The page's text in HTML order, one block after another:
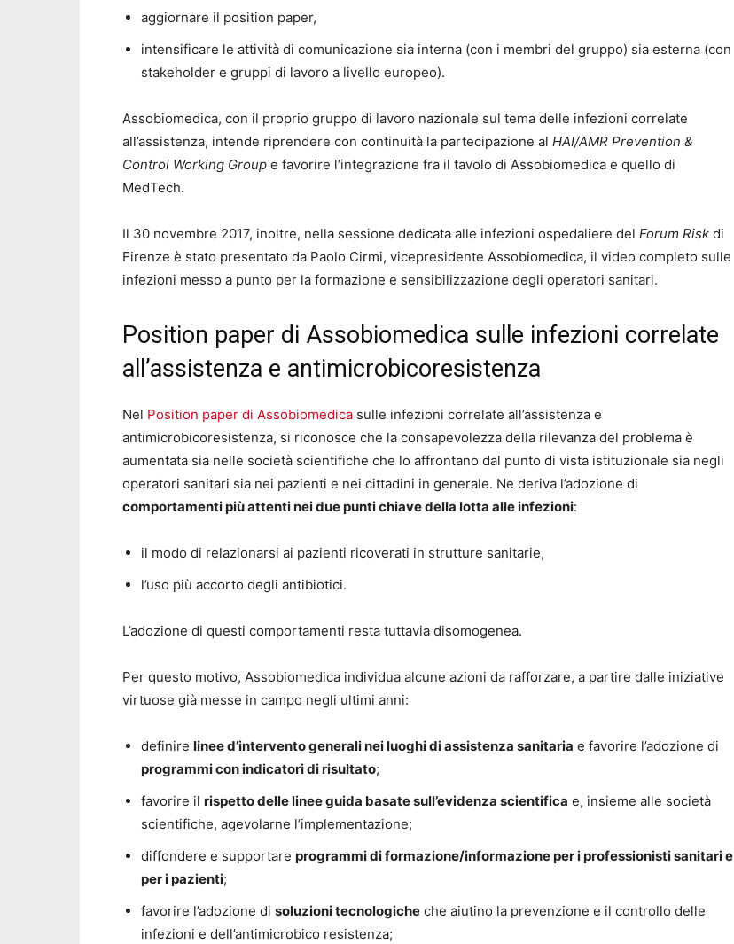
aggiornare il position paper,
intensificare le attività di comunicazione sia interna (con i membri del gruppo) sia esterna (con
stakeholder e gruppi di lavoro a livello europeo).
Assobiomedica, con il proprio gruppo di lavoro nazionale sul tema delle infezioni correlate
all’assistenza, intende riprendere con continuità la partecipazione al HAI/AMR Prevention &
Control Working Group e favorire l’integrazione fra il tavolo di Assobiomedica e quello di
MedTech.
Il 30 novembre 2017, inoltre, nella sessione dedicata alle infezioni ospedaliere del Forum Risk di
Firenze è stato presentato da Paolo Cirmi, vicepresidente Assobiomedica, il video completo sulle
infezioni messo a punto per la formazione e sensibilizzazione degli operatori sanitari.
Position paper di Assobiomedica sulle infezioni correlate
all’assistenza e antimicrobicoresistenza
Nel Position paper di Assobiomedica sulle infezioni correlate all’assistenza e
antimicrobicoresistenza, si riconosce che la consapevolezza della rilevanza del problema è
aumentata sia nelle società scientifiche che lo affrontano dal punto di vista istituzionale sia negli
operatori sanitari sia nei pazienti e nei cittadini in generale. Ne deriva l’adozione di
comportamenti più attenti nei due punti chiave della lotta alle infezioni:
il modo di relazionarsi ai pazienti ricoverati in strutture sanitarie,
l’uso più accorto degli antibiotici.
L’adozione di questi comportamenti resta tuttavia disomogenea.
Per questo motivo, Assobiomedica individua alcune azioni da rafforzare, a partire dalle iniziative
virtuose già messe in campo negli ultimi anni:
definire linee d’intervento generali nei luoghi di assistenza sanitaria e favorire l’adozione di
programmi con indicatori di risultato;
favorire il rispetto delle linee guida basate sull’evidenza scientifica e, insieme alle società
scientifiche, agevolarne l’implementazione;
diffondere e supportare programmi di formazione/informazione per i professionisti sanitari e
per i pazienti;
favorire l’adozione di soluzioni tecnologiche che aiutino la prevenzione e il controllo delle
infezioni e dell’antimicrobico resistenza;